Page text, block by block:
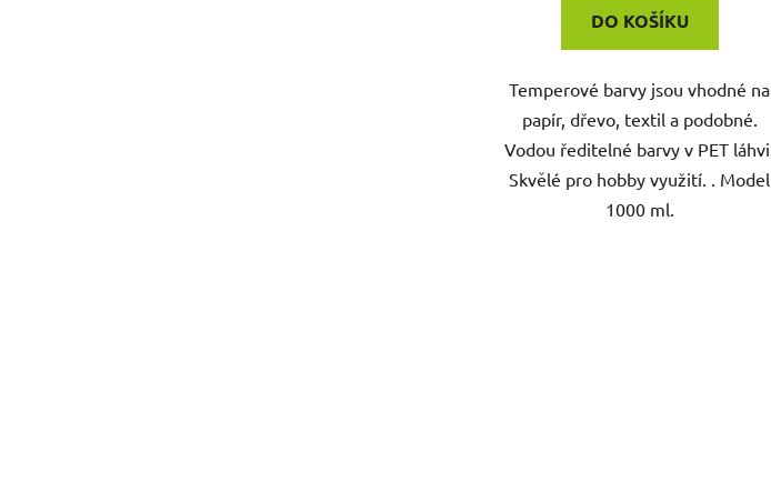
DO KOŠÍKU
Temperové barvy jsou vhodné na
papír, dřevo, textil a podobné.
Vodou ředitelné barvy v PET láhvi.
Skvělé pro hobby využití. . Model
1000 ml.